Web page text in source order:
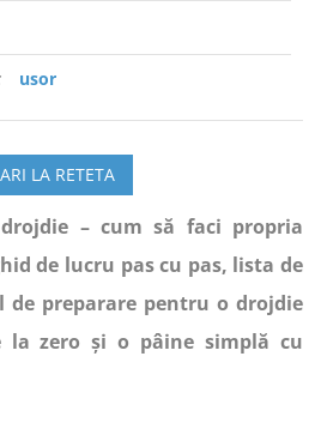
usor
LA RETETA
– cum să faci propria
de lucru pas cu pas, lista de
de preparare pentru o drojdie
la zero și o pâine simplă cu